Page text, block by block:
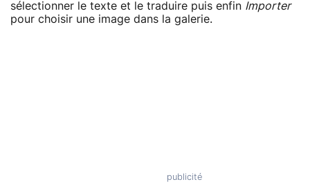
sélectionner le texte et le traduire puis enfin Importer
pour choisir une image dans la galerie.